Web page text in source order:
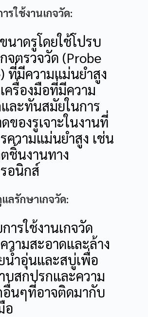
รใช้งานเกจวัด:
นาดรูโดยใช้โปรบ
จตรวจวัด (Probe
ที่มีความแม่นยำสูง
ครื่องมือที่มีความ
ละทันสมัยในการ
ของรูเจาะในงานที่
ความแม่นยำสูง เช่น
ชิ้นงานทาง
อนิกส์
ลรักษาเกจวัด:
ารใช้งานเกจวัด
วามสะอาดและล้าง
น้ำอุ่นและสบู่เพื่อ
บสกปรกและความ
นๆที่อาจติดมากับ
อ